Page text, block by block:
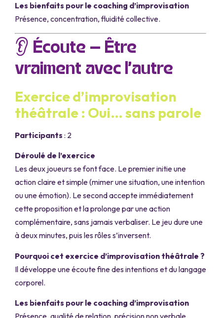
Les bienfaits pour le coaching d’improvisation
Présence, concentration, fluidité collective.
👂 Écoute – Être
vraiment avec l’autre
Exercice d’improvisation
théâtrale : Oui… sans parole
Participants : 2
Déroulé de l’exercice
Les deux joueurs se font face. Le premier initie une
action claire et simple (mimer une situation, une intention
ou une émotion). Le second accepte immédiatement
cette proposition et la prolonge par une action
complémentaire, sans jamais verbaliser. Le jeu dure une
à deux minutes, puis les rôles s’inversent.
Pourquoi cet exercice d’improvisation théâtrale ?
Il développe une écoute fine des intentions et du langage
corporel.
Les bienfaits pour le coaching d’improvisation